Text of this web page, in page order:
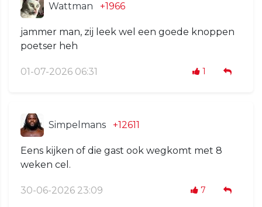
Wattman +1966
jammer man, zij leek wel een goede knoppen
poetser heh
01-07-2026 06:31 1
Simpelmans +12611
Eens kijken of die gast ook wegkomt met 8
weken cel.
30-06-2026 23:09 7